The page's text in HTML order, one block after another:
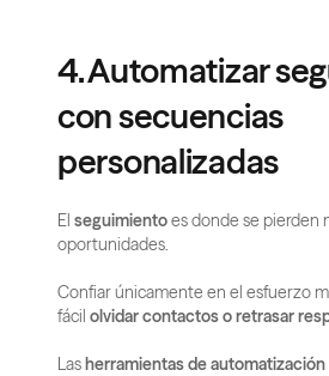
4. Automatizar
con secuencias
personalizadas
El seguimiento es donde se pierden
oportunidades.
Confiar únicamente en el esfuerzo
fácil olvidar contactos o retrasar
Las herramientas de automatización